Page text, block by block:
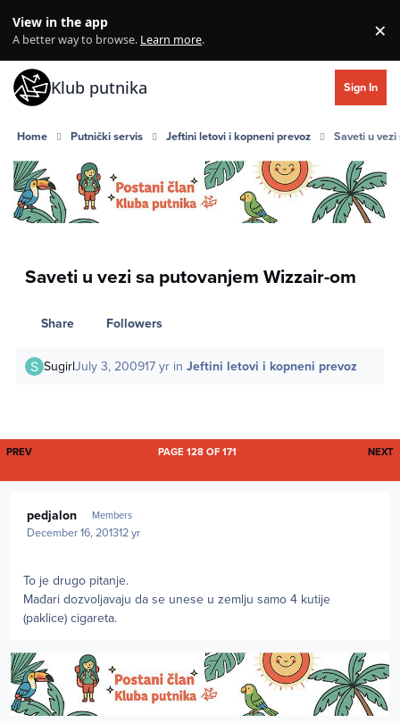
View in the app
A better way to browse. Learn more. ×
Klub putnika Sign In
Home Putnički servis Jeftini letovi i kopneni prevoz Saveti u
Saveti u vezi sa putovanjem Wizzair-om
Share Followers
SugirlJuly 3, 200917 yr inJeftini letovi i kopneni prevoz
FIRST PAGE
PREV NEXT
PAGE 128 OF 171
pedjalon Members
December 16, 201312 yr
To je drugo pitanje.
Mađari dozvoljavaju da se unese u zemlju samo 4 kutije
(paklice) cigareta.